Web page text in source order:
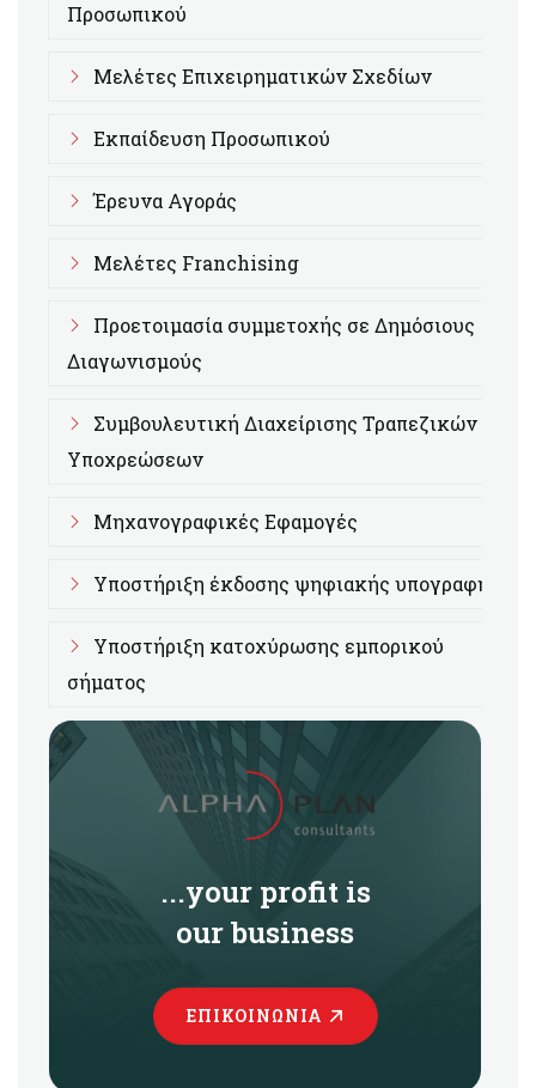
Προσωπικού
Μελέτες Επιχειρηματικών Σχεδίων
Εκπαίδευση Προσωπικού
Έρευνα Αγοράς
Μελέτες Franchising
Προετοιμασία συμμετοχής σε Δημόσιους
Διαγωνισμούς
Συμβουλευτική Διαχείρισης Τραπεζικών
Υποχρεώσεων
Μηχανογραφικές Εφαμογές
Υποστήριξη έκδοσης ψηφιακής υπογραφής
Υποστήριξη κατοχύρωσης εμπορικού
σήματος
...your profit is
our business
ΕΠΙΚΟΙΝΩΝΊΑ